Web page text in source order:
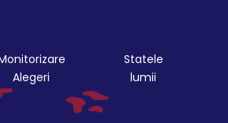
Alegeri
Statele
lumii